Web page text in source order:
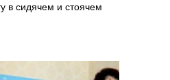
в сидячем и стоячем